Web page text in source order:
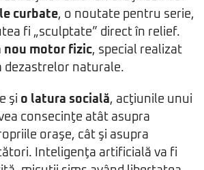
curbate, o noutate pentru serie,
fi „sculptate” direct în relief.
nou motor fizic, special realizat
dezastrelor naturale.
şi o latura socială, acţiunile unui
consecinţe atât asupra
oraşe, cât şi asupra
Inteligenţa artificială va fi